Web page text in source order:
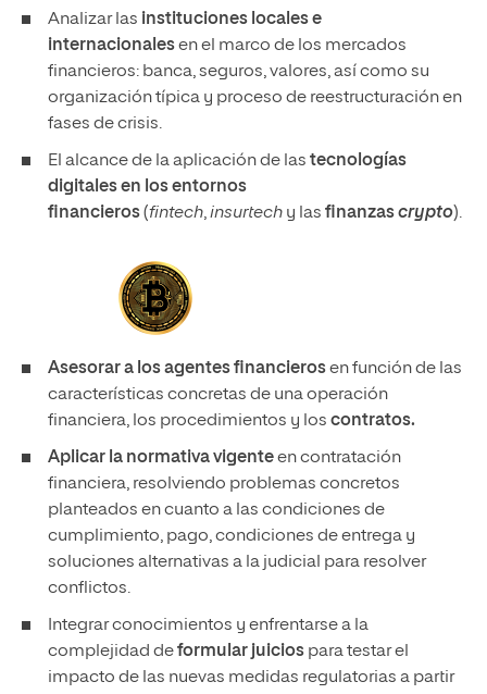
Analizar las instituciones locales e
internacionalesen el marco de los mercados
financieros: banca, seguros, valores, así como su
organización típica y proceso de reestructuración en
fases de crisis.
El alcance de la aplicación de las tecnologías
digitales en los entornos
financieros(fintech,insurtech y las finanzascrypto).
Asesorar a los agentes financierosen función de las
características concretas de una operación
financiera, los procedimientos y los contratos.
Aplicar la normativa vigenteen contratación
financiera, resolviendo problemas concretos
planteados en cuanto a las condiciones de
cumplimiento, pago, condiciones de entrega y
soluciones alternativas a la judicial para resolver
conflictos.
Integrar conocimientos y enfrentarse a la
complejidad deformular juicios para testar el
impacto de las nuevas medidas regulatorias a partir